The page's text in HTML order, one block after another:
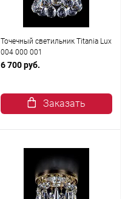
Точечный светильник Titania Lux
004 000 001
6 700 руб.
Заказать